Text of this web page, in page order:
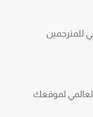
للمترجمين
لموقعك